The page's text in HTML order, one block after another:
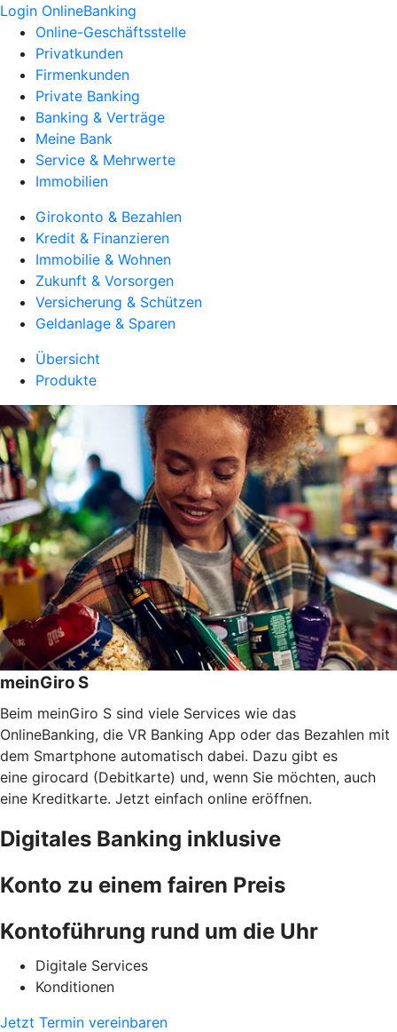
Login OnlineBanking
Online-Geschäftsstelle
Privatkunden
Firmenkunden
Private Banking
Banking & Verträge
Meine Bank
Service & Mehrwerte
Immobilien
Girokonto & Bezahlen
Kredit & Finanzieren
Immobilie & Wohnen
Zukunft & Vorsorgen
Versicherung & Schützen
Geldanlage & Sparen
Übersicht
Produkte
meinGiro S
Beim meinGiro S sind viele Services wie das
OnlineBanking, die VR Banking App oder das Bezahlen mit
dem Smartphone automatisch dabei. Dazu gibt es
eine girocard (Debitkarte) und, wenn Sie möchten, auch
eine Kreditkarte. Jetzt einfach online eröffnen.
Digitales Banking inklusive
Konto zu einem fairen Preis
Kontoführung rund um die Uhr
Digitale Services
Konditionen
Jetzt Termin vereinbaren